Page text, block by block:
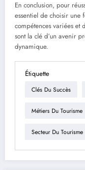
En conclusion, pour
essentiel de choisir une
compétences variées et
sont la clé d’un avenir
dynamique.
Étiquette
Clés Du Succès
Métiers Du Tourisme
Secteur Du Tourisme